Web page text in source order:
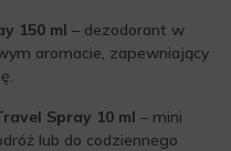
150 ml – dezodorant w
aromacie, zapewniający
Spray 10 ml – mini
lub do codziennego